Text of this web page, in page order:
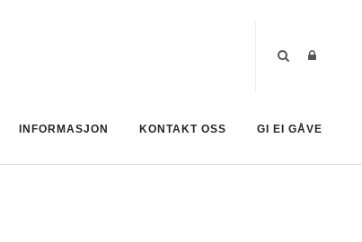
INFORMASJON KONTAKT OSS GI EI GÅVE